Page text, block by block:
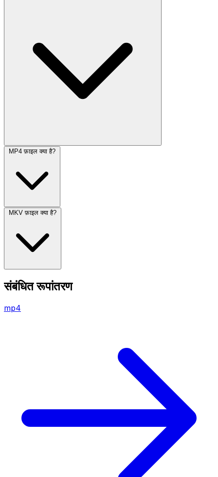
MP4 फ़ाइल क्या है?
MKV फ़ाइल क्या है?
संबंधित रूपांतरण
mp4